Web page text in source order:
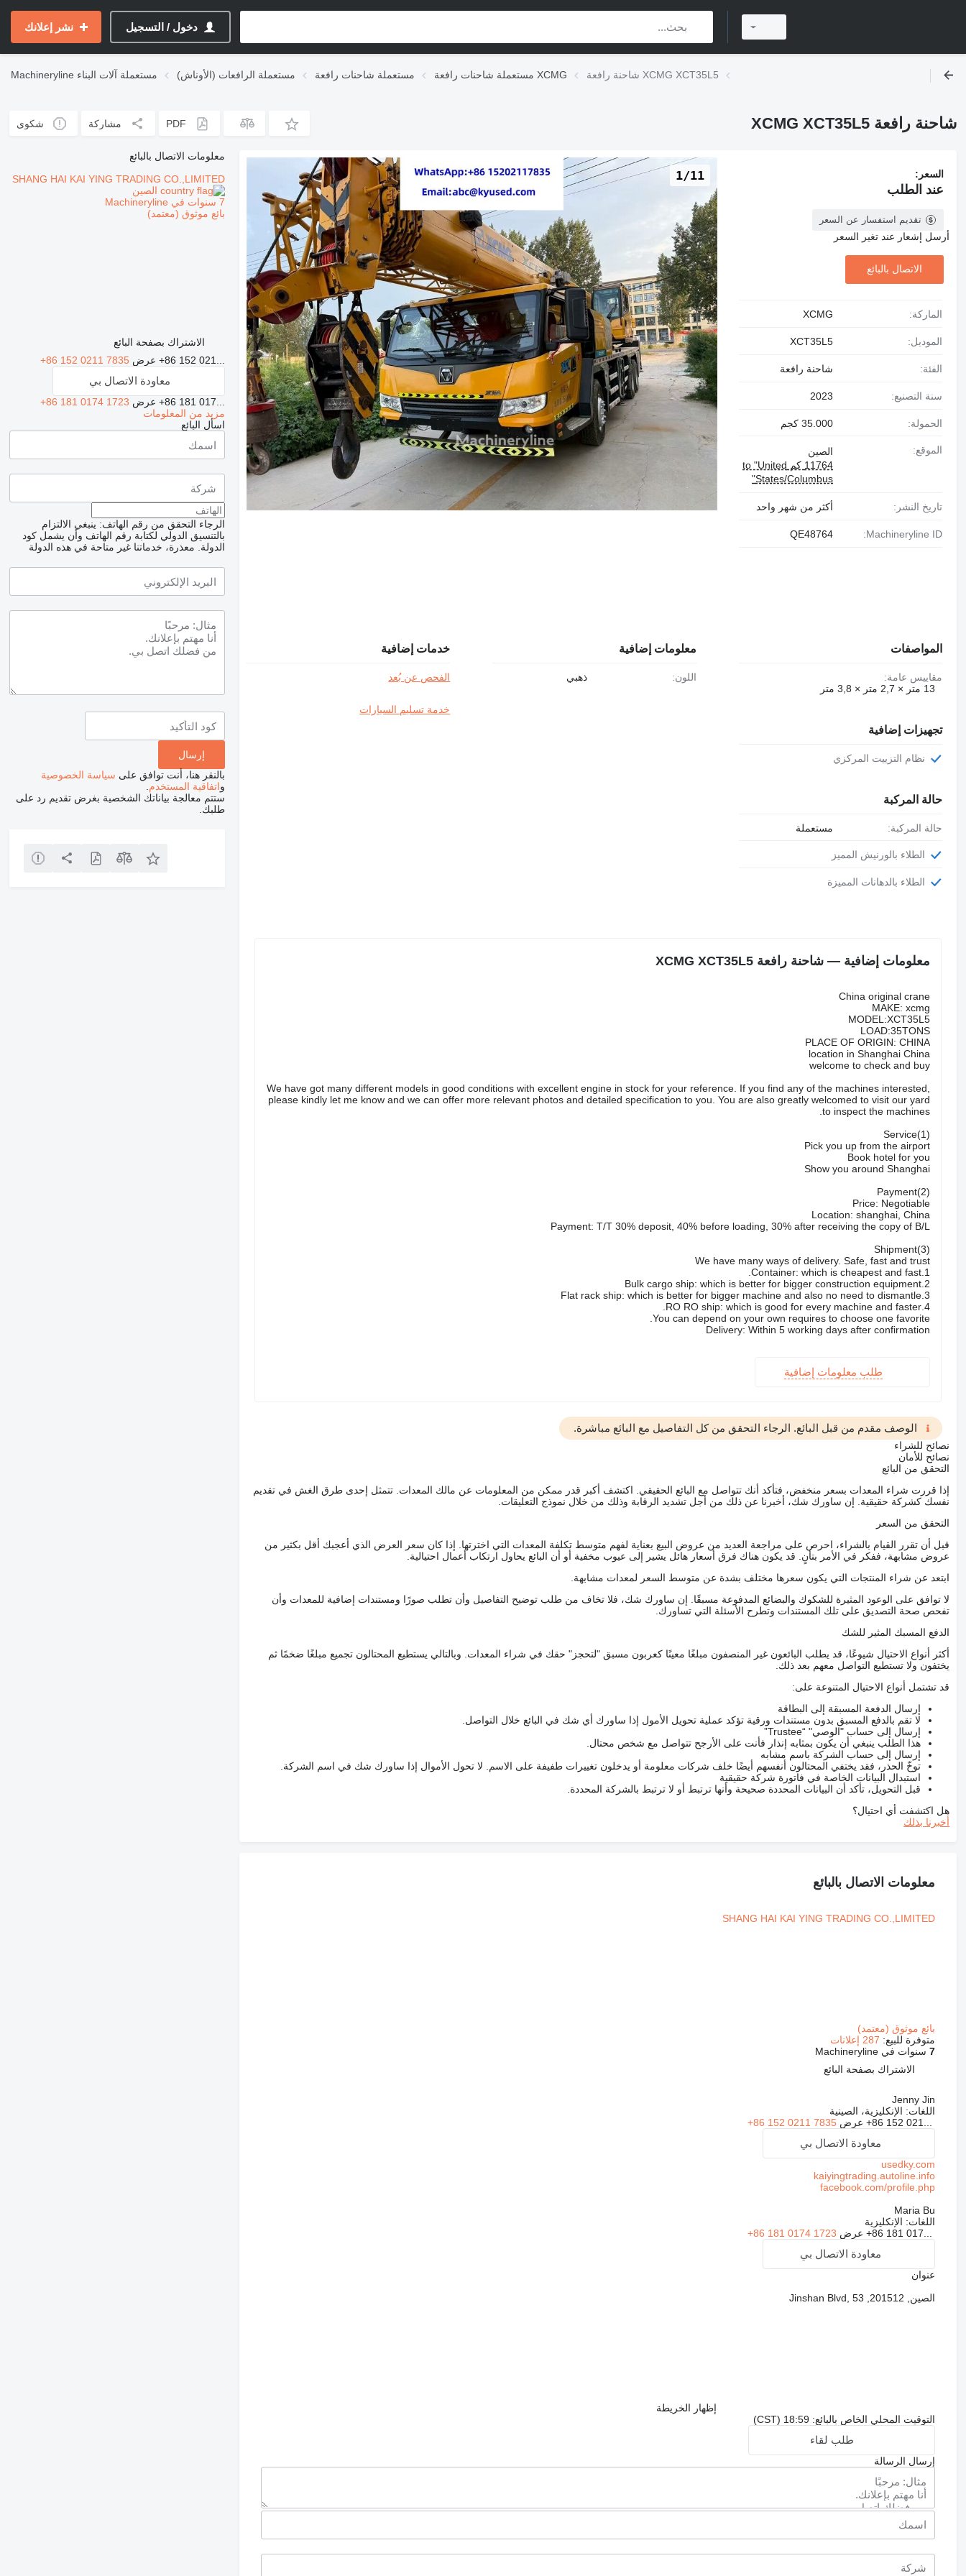
دخول / التسجيل نشر إعلانك
Machineryline مستعملة آلات البناء مستعملة الرافعات (الأوناش) مستعملة شاحنات رافعة مستعملة شاحنات رافعة XCMG شاحنة رافعة XCMG XCT35L5
شاحنة رافعة XCMG XCT35L5 PDF مشاركة شكوى
1/11 السعر:
عند الطلب
تقديم استفسار عن السعر
أرسل إشعار عند تغير السعر
الاتصال بالبائع
الماركة: XCMG
الموديل: XCT35L5
الفئة: شاحنة رافعة
سنة التصنيع: 2023
الحمولة: 35.000 كجم
الموقع:
الصين
11764 كم to "United
States/Columbus"
تاريخ النشر: أكثر من شهر واحد
Machineryline ID:
QE48764
المواصفات
مقاييس عامة:
13 متر × 2,7 متر × 3,8 متر
تجهيزات إضافية
نظام التزييت المركزي
حالة المركبة
حالة المركبة: مستعملة
الطلاء بالورنيش المميز
الطلاء بالدهانات المميزة
معلومات إضافية
اللون: ذهبي
خدمات إضافية
الفحص عن بُعد
خدمة تسليم السيارات
معلومات إضافية — شاحنة رافعة XCMG XCT35L5
China original crane
MAKE: xcmg
MODEL:XCT35L5
LOAD:35TONS
PLACE OF ORIGIN: CHINA
location in Shanghai China
welcome to check and buy
We have got many different models in good conditions with excellent engine in stock for your reference. If you find any of the machines interested,
please kindly let me know and we can offer more relevant photos and detailed specification to you. You are also greatly welcomed to visit our yard
to inspect the machines.
(1)Service
Pick you up from the airport
Book hotel for you
Show you around Shanghai
(2)Payment
Price: Negotiable
Location: shanghai, China
Payment: T/T 30% deposit, 40% before loading, 30% after receiving the copy of B/L
(3)Shipment
We have many ways of delivery. Safe, fast and trust
1.Container: which is cheapest and fast.
2.Bulk cargo ship: which is better for bigger construction equipment
3.Flat rack ship: which is better for bigger machine and also no need to dismantle
4.RO RO ship: which is good for every machine and faster.
You can depend on your own requires to choose one favorite.
Delivery: Within 5 working days after confirmation
طلب معلومات إضافية
الوصف مقدم من قبل البائع. الرجاء التحقق من كل التفاصيل مع البائع مباشرة.
نصائح للشراء
نصائح للأمان
التحقق من البائع
إذا قررت شراء المعدات بسعر منخفض، فتأكد أنك تتواصل مع البائع الحقيقي. اكتشف أكبر قدر ممكن من المعلومات عن مالك المعدات. تتمثل إحدى طرق الغش في تقديم
نفسك كشركة حقيقية. إن ساورك شك، أخبرنا عن ذلك من أجل تشديد الرقابة وذلك من خلال نموذج التعليقات.
التحقق من السعر
قبل أن تقرر القيام بالشراء، احرص على مراجعة العديد من عروض البيع بعناية لفهم متوسط تكلفة المعدات التي اخترتها. إذا كان سعر العرض الذي أعجبك أقل بكثير من
عروض مشابهة، ففكر في الأمر بتأنٍ. قد يكون هناك فرق أسعار هائل يشير إلى عيوب مخفية أو أن البائع يحاول ارتكاب أعمال احتيالية.
ابتعد عن شراء المنتجات التي يكون سعرها مختلف بشدة عن متوسط السعر لمعدات مشابهة.
لا توافق على الوعود المثيرة للشكوك والبضائع المدفوعة مسبقًا. إن ساورك شك، فلا تخاف من طلب توضيح التفاصيل وأن تطلب صورًا ومستندات إضافية للمعدات وأن
تفحص صحة التصديق على تلك المستندات وتطرح الأسئلة التي تساورك.
الدفع المسبك المثير للشك
أكثر أنواع الاحتيال شيوعًا، قد يطلب البائعون غير المنصفون مبلغًا معينًا كعربون مسبق "لتحجز" حقك في شراء المعدات. وبالتالي يستطيع المحتالون تجميع مبلغًا ضخمًا ثم
يختفون ولا تستطيع التواصل معهم بعد ذلك.
قد تشتمل أنواع الاحتيال المتنوعة على:
إرسال الدفعة المسبقة إلى البطاقة
لا تقم بالدفع المسبق بدون مستندات ورقية تؤكد عملية تحويل الأمول إذا ساورك أي شك في البائع خلال التواصل.
إرسال إلى حساب "الوصي" “Trustee”
هذا الطلب ينبغي أن يكون بمثابه إنذار فأنت على الأرجح تتواصل مع شخص محتال.
إرسال إلى حساب الشركة باسم مشابه
توخّ الحذر، فقد يختفي المحتالون أنفسهم أيضًا خلف شركات معلومة أو يدخلون تغييرات طفيفة على الاسم. لا تحول الأموال إذا ساورك شك في اسم الشركة.
استبدال البيانات الخاصة في فاتورة شركة حقيقية
قبل التحويل، تأكد أن البيانات المحددة صحيحة وأنها ترتبط أو لا ترتبط بالشركة المحددة.
هل اكتشفت أي احتيال؟
أخبرنا بذلك
معلومات الاتصال بالبائع
SHANG HAI KAI YING TRADING CO.,LIMITED
بائع موثوق (معتمد)
متوفرة للبيع: 287 إعلانات
7سنوات في Machineryline
الاشتراك بصفحة البائع
Jenny Jin
اللغات: الإنكليزية، الصينية
+86 152 021... عرض +86 152 0211 7835
معاودة الاتصال بي
usedky.com
kaiyingtrading.autoline.info
facebook.com/profile.php
Maria Bu
اللغات: الإنكليزية
+86 181 017... عرض +86 181 0174 1723
معاودة الاتصال بي
عنوان
الصين, 201512, Jinshan Blvd, 53
إظهار الخريطة
التوقيت المحلي الخاص بالبائع: 18:59 (CST)
طلب لقاء
إرسال الرسالة
معلومات الاتصال بالبائع
SHANG HAI KAI YING TRADING CO.,LIMITED
الصين
7 سنوات في Machineryline
بائع موثوق (معتمد)
الاشتراك بصفحة البائع
+86 152 021... عرض +86 152 0211 7835
معاودة الاتصال بي
+86 181 017... عرض +86 181 0174 1723
مزيد من المعلومات
اسأل البائع
الرجاء التحقق من رقم الهاتف: ينبغي الالتزام
بالتنسيق الدولي لكتابة رقم الهاتف وأن يشمل كود
الدولة.
معذرة، خدماتنا غير متاحة في هذه الدولة
بالنقر هنا، أنت توافق على سياسة الخصوصية
واتفاقية المستخدم
ستتم معالجة بياناتك الشخصية بغرض تقديم رد على
طلبك.